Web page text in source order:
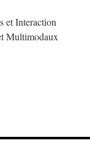
et Interaction
Multimodaux